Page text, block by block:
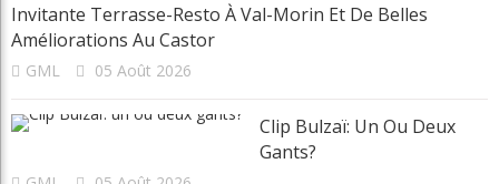
Invitante Terrasse-Resto À Val-Morin Et De Belles
Améliorations Au Castor
GML 05 Août 2026
Clip Bulzaï: Un Ou Deux
Gants?